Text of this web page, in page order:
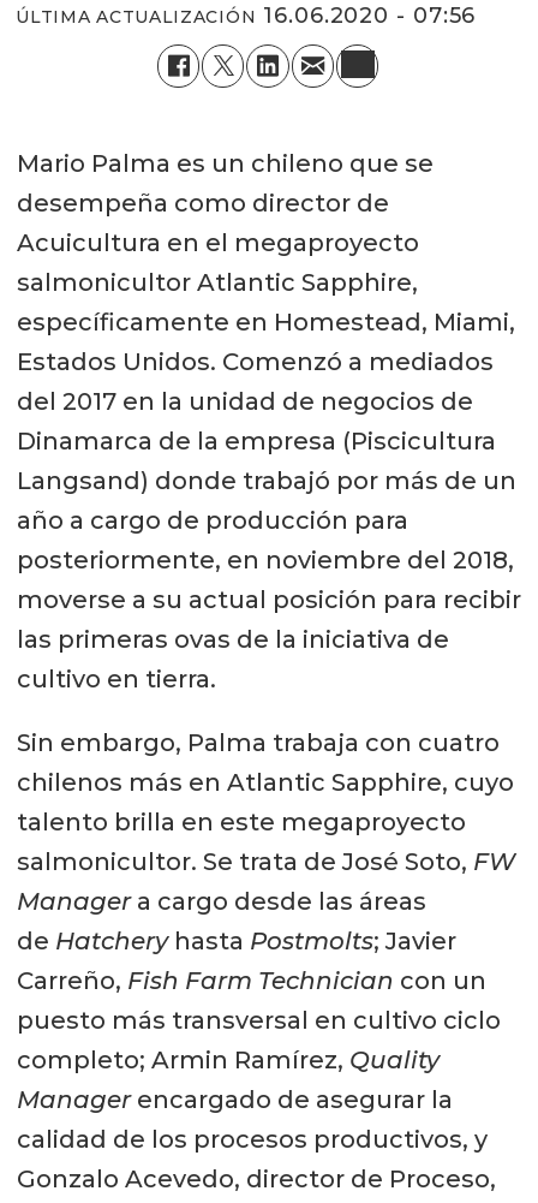
ÚLTIMA ACTUALIZACIÓN 16.06.2020 - 07:56
Mario Palma es un chileno que se
desempeña como director de
Acuicultura en el megaproyecto
salmonicultor Atlantic Sapphire,
específicamente en Homestead, Miami,
Estados Unidos. Comenzó a mediados
del 2017 en la unidad de negocios de
Dinamarca de la empresa (Piscicultura
Langsand) donde trabajó por más de un
año a cargo de producción para
posteriormente, en noviembre del 2018,
moverse a su actual posición para recibir
las primeras ovas de la iniciativa de
cultivo en tierra.
Sin embargo, Palma trabaja con cuatro
chilenos más en Atlantic Sapphire, cuyo
talento brilla en este megaproyecto
salmonicultor. Se trata de José Soto, FW
Manager a cargo desde las áreas
de Hatchery hasta Postmolts; Javier
Carreño, Fish Farm Technician con un
puesto más transversal en cultivo ciclo
completo; Armin Ramírez, Quality
Managerencargado de asegurar la
calidad de los procesos productivos, y
Gonzalo Acevedo, director de Proceso,